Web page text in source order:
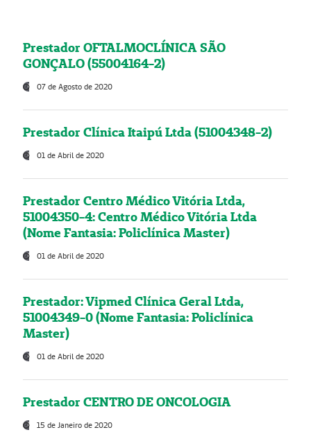
Prestador OFTALMOCLÍNICA SÃO
GONÇALO (55004164-2)
07 de Agosto de 2020
Prestador Clínica Itaipú Ltda (51004348-2)
01 de Abril de 2020
Prestador Centro Médico Vitória Ltda,
51004350-4: Centro Médico Vitória Ltda
(Nome Fantasia: Policlínica Master)
01 de Abril de 2020
Prestador: Vipmed Clínica Geral Ltda,
51004349-0 (Nome Fantasia: Policlínica
Master)
01 de Abril de 2020
Prestador CENTRO DE ONCOLOGIA
15 de Janeiro de 2020